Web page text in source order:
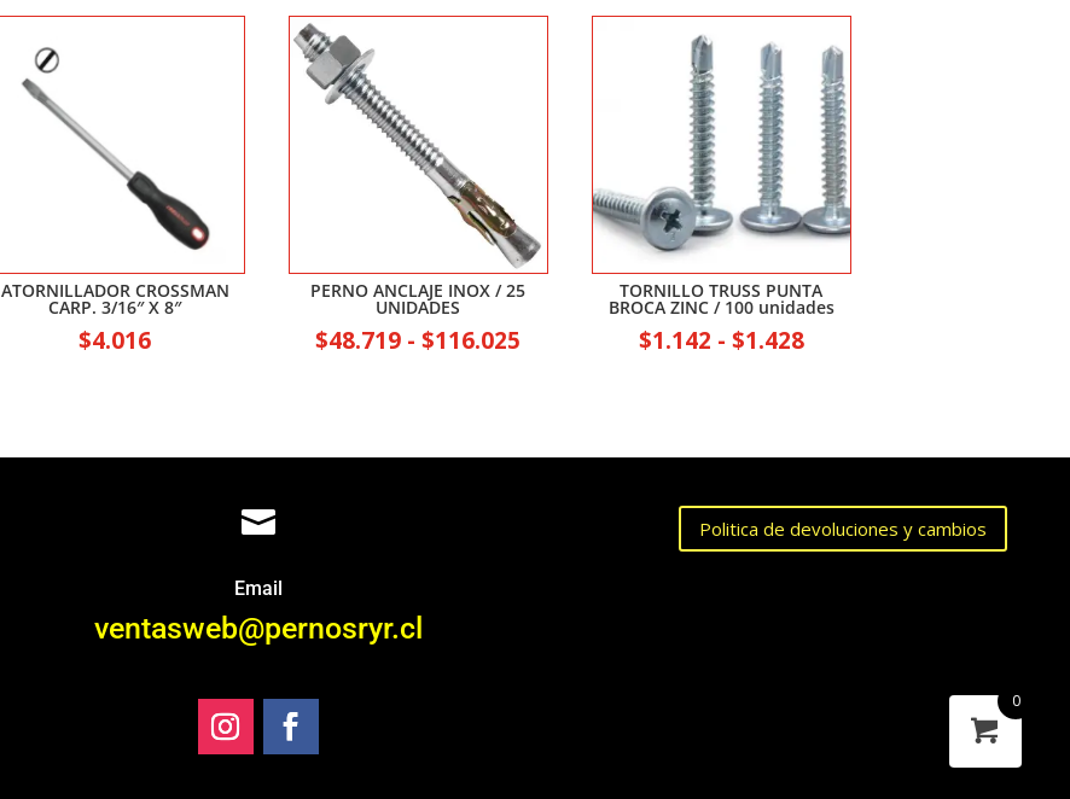
ATORNILLADOR CROSSMAN
CARP. 3/16″ X 8″
$4.016
PERNO ANCLAJE INOX / 25
UNIDADES
$48.719 - $116.025
$48.719
TORNILLO TRUSS PUNTA
BROCA ZINC / 100 unidades
$1.142 - $1.428Rango
$1.142
$1.428

Email
ventasweb@pernosryr.cl
Politica de devoluciones y cambios
0